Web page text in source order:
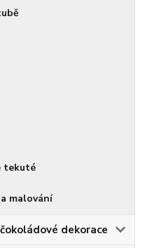
tekuté
malování
dekorace